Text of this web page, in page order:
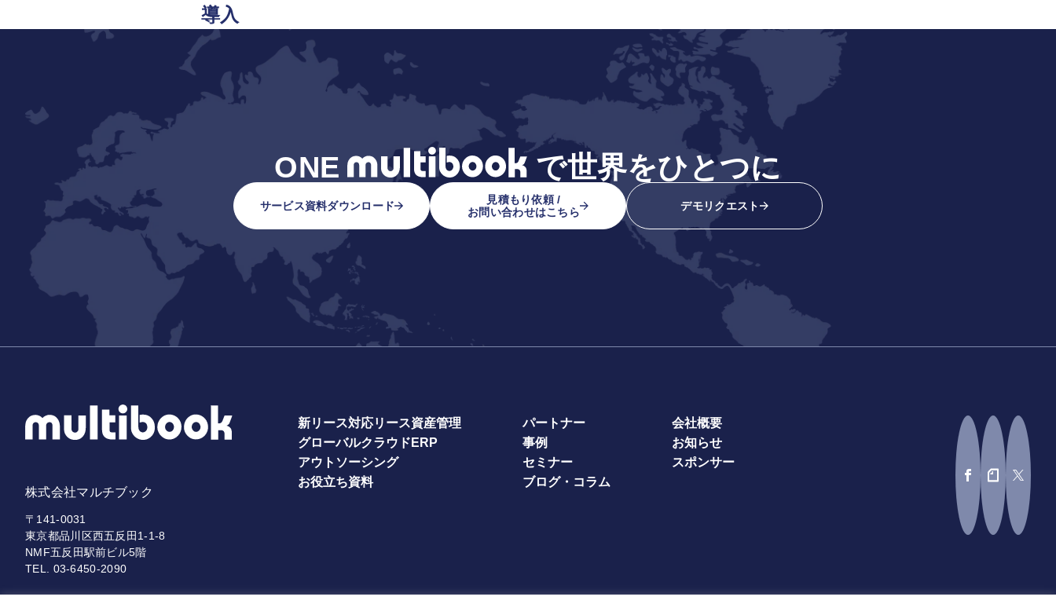
導入
ONE で世界をひとつに
サービス資料ダウンロード
見積もり依頼 /
お問い合わせはこちら
デモリクエスト
株式会社マルチブック
〒141-0031
東京都品川区西五反田1-1-8
NMF五反田駅前ビル5階
TEL. 03-6450-2090
新リース対応リース資産管理
グローバルクラウド ERP
アウトソーシング
お役立ち資料
パートナー
事例
セミナー
ブログ・コラム
会社概要
お知らせ
スポンサー